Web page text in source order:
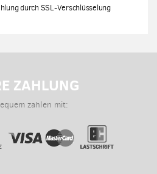
durch SSL-Verschlüsselung
ZAHLUNG
zahlen mit: